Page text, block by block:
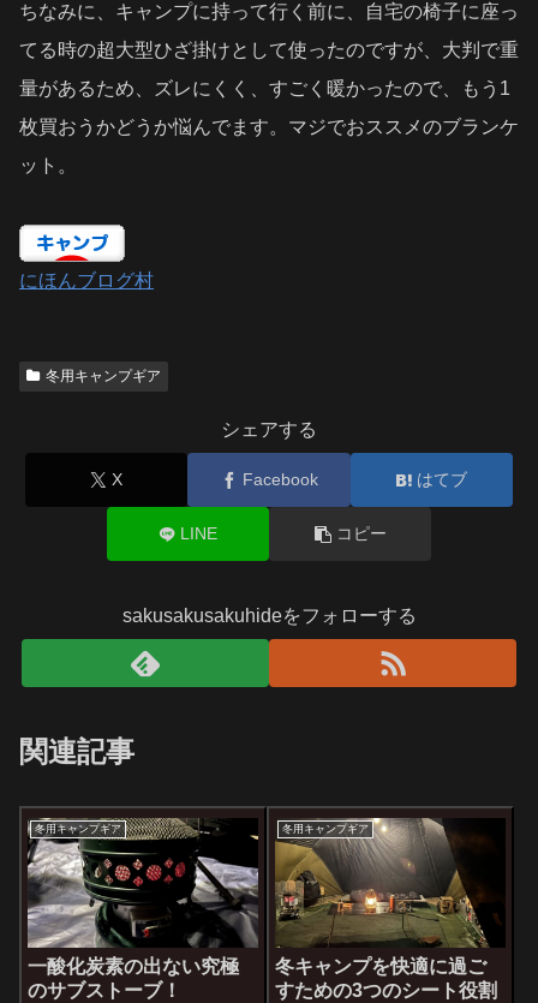
ちなみに、キャンプに持って行く前に、自宅の椅子に座っ
てる時の超大型ひざ掛けとして使ったのですが、大判で重
量があるため、ズレにくく、すごく暖かったので、もう1
枚買おうかどうか悩んでます。マジでおススメのブランケ
ット。
にほんブログ村
冬用キャンプギア
シェアする
X Facebook はてブ
LINE コピー
sakusakusakuhideをフォローする
関連記事
冬用キャンプギア
一酸化炭素の出ない究極
のサブストーブ！
冬用キャンプギア
冬キャンプを快適に過ご
すための3つのシート役割